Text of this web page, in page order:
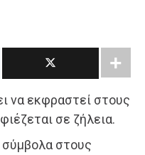
να εκφραστεί στους
σε ζήλεια.
σύμβολα στους